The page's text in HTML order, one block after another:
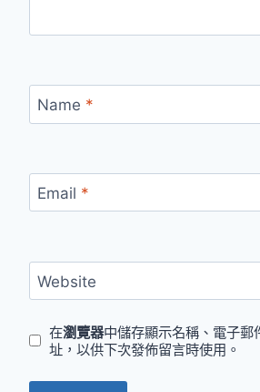
Name *
Email *
Website
在瀏覽器中儲存顯示名稱、電子郵
址，以供下次發佈留言時使用。